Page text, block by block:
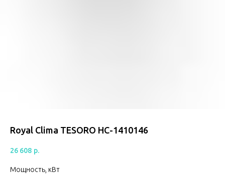
Royal Clima TESORO НС-1410146
26 608 р.
Мощность, кВт